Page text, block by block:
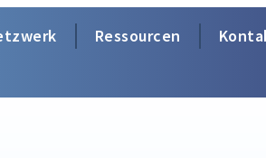
Ressourcen